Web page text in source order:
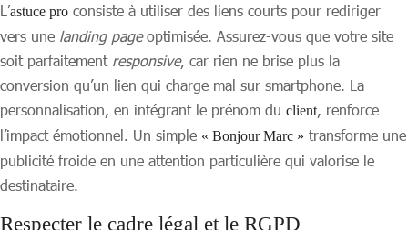
L’astuce pro consiste à utiliser des liens courts pour rediriger
vers une landing pageoptimisée. Assurez-vous que votre site
soit parfaitement responsive, car rien ne brise plus la
conversion qu’un lien qui charge mal sur smartphone. La
personnalisation, en intégrant le prénom du client, renforce
l’impact émotionnel. Un simple « Bonjour Marc » transforme une
publicité froide en une attention particulière qui valorise le
destinataire.
Respecter le cadre légal et le RGPD